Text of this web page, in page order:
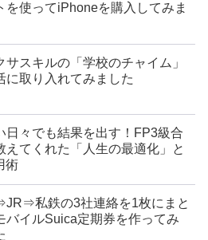
を使ってiPhoneを購入してみま
サスキルの「学校のチャイム」
に取り入れてみました
日々でも結果を出す！FP3級合
えてくれた「人生の最適化」と
術
私鉄の3社連絡を1枚にまと
バイルSuica定期券を作ってみ